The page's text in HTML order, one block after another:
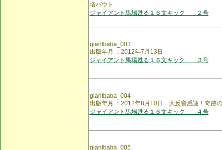
塔バウト
ジャイアント馬場甦る１６文キック ２号
giantbaba_003
出版年月 ：2012年7月13日
ジャイアント馬場甦る１６文キック ３号
giantbaba_004
出版年月 ：2012年8月10日 大反響感謝！奇跡
ジャイアント馬場甦る１６文キック ４号
giantbaba_005